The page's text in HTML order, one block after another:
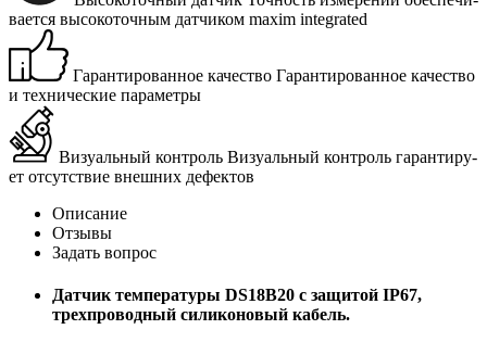
ва­ет­ся вы­со­ко­точ­ным дат­чи­ком maxim integrated
Гарантированное качество Га­ран­ти­ро­ван­ное ка­че­ство
и тех­ни­че­ские па­ра­мет­ры
Визуальный контроль Ви­зу­аль­ный кон­троль га­ран­ти­ру­
ет от­сут­ствие внеш­них де­фек­тов
Описание
Отзывы
Задать вопрос
Датчик температуры DS18B20 с защитой IP67,
трехпроводный силиконовый кабель.